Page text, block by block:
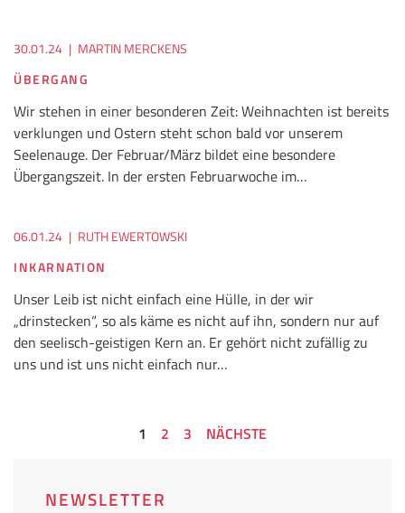
30.01.24 | MARTIN MERCKENS
ÜBERGANG
Wir stehen in einer besonderen Zeit: Weihnachten ist bereits
verklungen und Ostern steht schon bald vor unserem
Seelenauge. Der Februar/März bildet eine besondere
Übergangszeit. In der ersten Februarwoche im…
06.01.24 | RUTH EWERTOWSKI
INKARNATION
Unser Leib ist nicht einfach eine Hülle, in der wir
„drinstecken“, so als käme es nicht auf ihn, sondern nur auf
den seelisch-geistigen Kern an. Er gehört nicht zufällig zu
uns und ist uns nicht einfach nur…
1 2 3 NÄCHSTE
NEWSLETTER